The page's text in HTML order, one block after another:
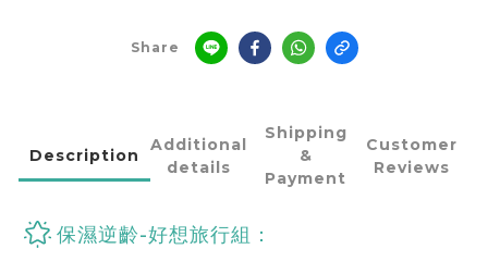
Share
Description
Additional
details
Shipping
&
Payment
Customer
Reviews
保濕逆齡-好想旅行組 ：